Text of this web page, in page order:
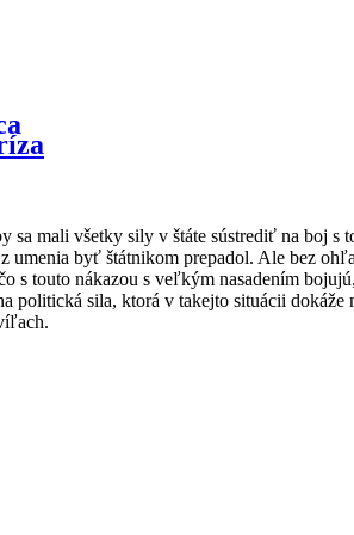
mali všetky sily v štáte sústrediť na boj
byť štátnikom prepadol. Ale bez
s touto nákazou s veľkým nasadením
politická sila, ktorá v takejto situácii